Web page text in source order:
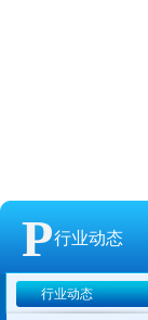
P行业动态
行业动态